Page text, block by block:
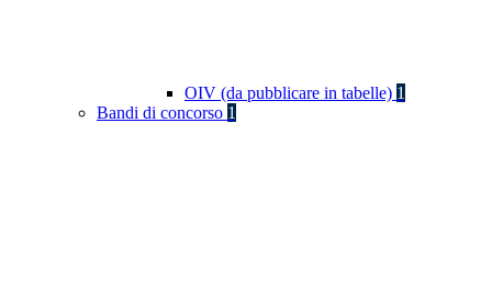
OIV (da pubblicare in tabelle) 1
Bandi di concorso 1